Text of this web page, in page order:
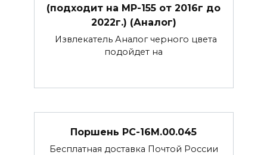
(подходит на МР-155 от 2016г до
2022г.) (Аналог)
Извлекатель Аналог черного цвета
подойдет на
Поршень РС-16М.00.045
Бесплатная доставка Почтой России